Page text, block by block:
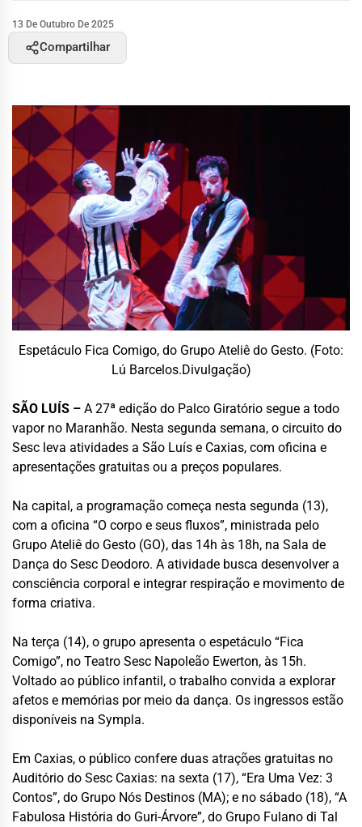
13 De Outubro De 2025
Compartilhar
Espetáculo Fica Comigo, do Grupo Ateliê do Gesto. (Foto:
Lú Barcelos.Divulgação)
SÃO LUÍS – A 27ª edição do Palco Giratório segue a todo
vapor no Maranhão. Nesta segunda semana, o circuito do
Sesc leva atividades a São Luís e Caxias, com oficina e
apresentações gratuitas ou a preços populares.
Na capital, a programação começa nesta segunda (13),
com a oficina “O corpo e seus fluxos”, ministrada pelo
Grupo Ateliê do Gesto (GO), das 14h às 18h, na Sala de
Dança do Sesc Deodoro. A atividade busca desenvolver a
consciência corporal e integrar respiração e movimento de
forma criativa.
Na terça (14), o grupo apresenta o espetáculo “Fica
Comigo”, no Teatro Sesc Napoleão Ewerton, às 15h.
Voltado ao público infantil, o trabalho convida a explorar
afetos e memórias por meio da dança. Os ingressos estão
disponíveis na Sympla.
Em Caxias, o público confere duas atrações gratuitas no
Auditório do Sesc Caxias: na sexta (17), “Era Uma Vez: 3
Contos”, do Grupo Nós Destinos (MA); e no sábado (18), “A
Fabulosa História do Guri-Árvore”, do Grupo Fulano di Tal